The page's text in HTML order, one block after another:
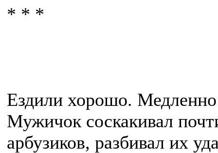
* * *
Ездили хорошо.
Мужичок соскакивал
арбузиков, разбивал их